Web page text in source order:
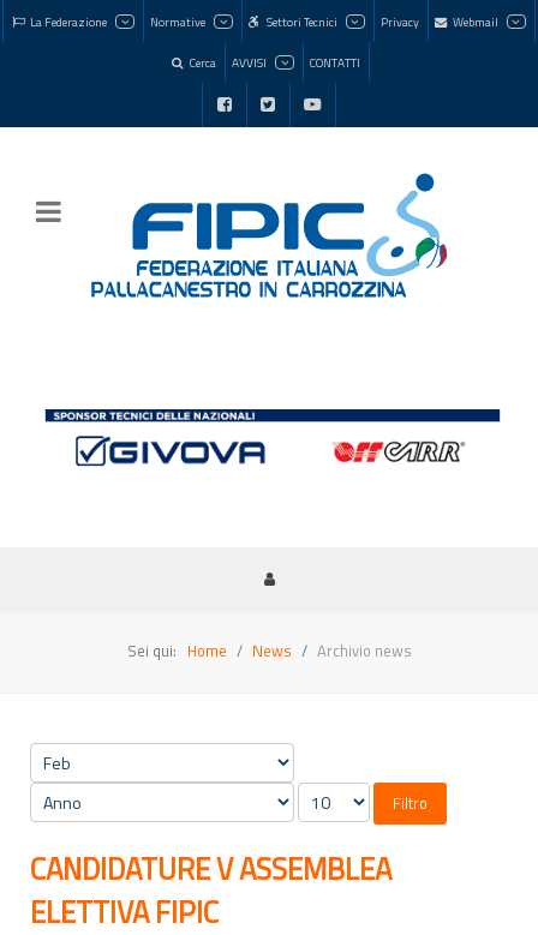
La Federazione Normative Settori Tecnici Privacy Webmail
Cerca AVVISI CONTATTI
Sei qui: Home News Archivio news
Filtro
CANDIDATURE V ASSEMBLEA
ELETTIVA FIPIC